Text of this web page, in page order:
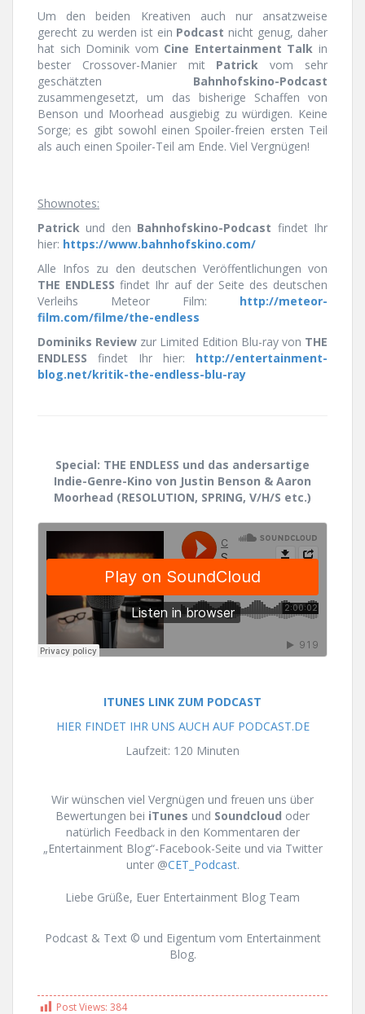
Um den beiden Kreativen auch nur ansatzweise
gerecht zu werden ist ein Podcast nicht genug, daher
hat sich Dominik vom Cine Entertainment Talk in
bester Crossover-Manier mit Patrick vom sehr
geschätzten Bahnhofskino-Podcast
zusammengesetzt, um das bisherige Schaffen von
Benson und Moorhead ausgiebig zu würdigen. Keine
Sorge; es gibt sowohl einen Spoiler-freien ersten Teil
als auch einen Spoiler-Teil am Ende. Viel Vergnügen!
Shownotes:
Patrick und den Bahnhofskino-Podcast findet Ihr
hier: https://www.bahnhofskino.com/
Alle Infos zu den deutschen Veröffentlichungen von
THE ENDLESS findet Ihr auf der Seite des deutschen
Verleihs Meteor Film: http://meteor-
film.com/filme/the-endless
Dominiks Review zur Limited Edition Blu-ray von THE
ENDLESS findet Ihr hier: http://entertainment-
blog.net/kritik-the-endless-blu-ray
Special: THE ENDLESS und das andersartige
Indie-Genre-Kino von Justin Benson & Aaron
Moorhead (RESOLUTION, SPRING, V/H/S etc.)
ITUNES LINK ZUM PODCAST
HIER FINDET IHR UNS AUCH AUF PODCAST.DE
Laufzeit: 120 Minuten
Wir wünschen viel Vergnügen und freuen uns über
Bewertungen bei iTunes und Soundcloud oder
natürlich Feedback in den Kommentaren der
„Entertainment Blog“-Facebook-Seite und via Twitter
unter @CET_Podcast.
Liebe Grüße, Euer Entertainment Blog Team
Podcast & Text © und Eigentum vom Entertainment
Blog.
Post Views: 384